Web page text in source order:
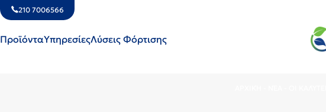
210 7006566
ΠροϊόνταΥπηρεσίεςΛύσεις Φόρτισης